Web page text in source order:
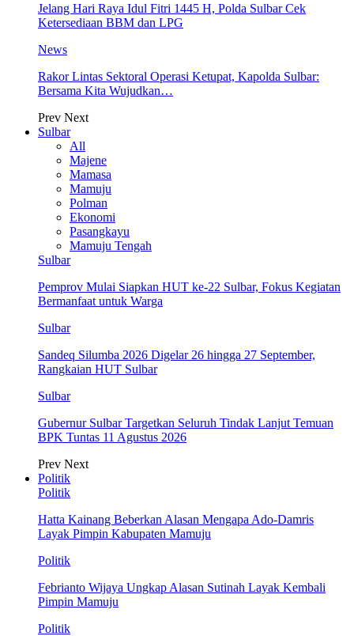
Jelang Hari Raya Idul Fitri 1445 H, Polda Sulbar Cek
Ketersediaan BBM dan LPG
News
Rakor Lintas Sektoral Operasi Ketupat, Kapolda Sulbar:
Bersama Kita Wujudkan…
Prev Next
Sulbar
All
Majene
Mamasa
Mamuju
Polman
Ekonomi
Pasangkayu
Mamuju Tengah
Sulbar
Pemprov Mulai Siapkan HUT ke-22 Sulbar, Fokus Kegiatan
Bermanfaat untuk Warga
Sulbar
Sandeq Silumba 2026 Digelar 26 hingga 27 September,
Rangkaian HUT Sulbar
Sulbar
Gubernur Sulbar Targetkan Seluruh Tindak Lanjut Temuan
BPK Tuntas 11 Agustus 2026
Prev Next
Politik
Politik
Hatta Kainang Beberkan Alasan Mengapa Ado-Damris
Layak Pimpin Kabupaten Mamuju
Politik
Febrianto Wijaya Ungkap Alasan Sutinah Layak Kembali
Pimpin Mamuju
Politik